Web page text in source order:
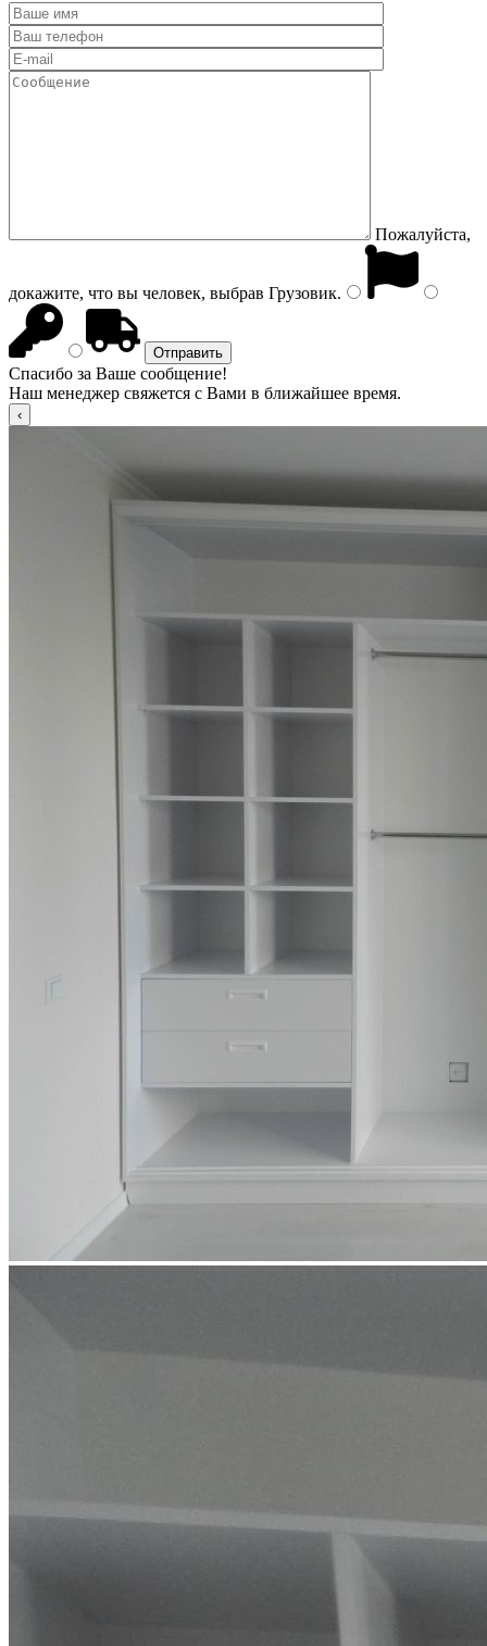
Пожалуйста,
докажите, что вы человек, выбрав Грузовик.
Спасибо за Ваше сообщение!
Наш менеджер свяжется с Вами в ближайшее время.